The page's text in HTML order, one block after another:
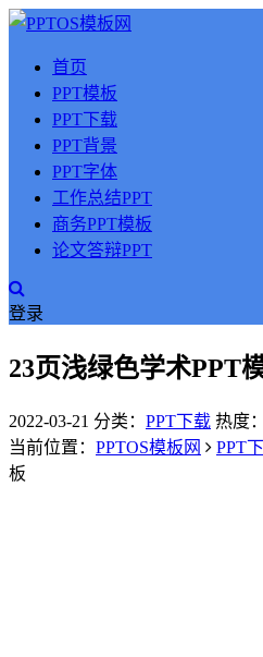
首页
PPT模板
PPT下载
PPT背景
PPT字体
工作总结PPT
商务PPT模板
论文答辩PPT
登录
23页浅绿色学术PPT
2022-03-21 分类： PPT下载 热度
当前位置： PPTOS模板网 PPT
板